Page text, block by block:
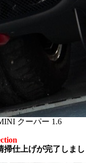
クーパー 1.6
掃仕上げが完了しまし